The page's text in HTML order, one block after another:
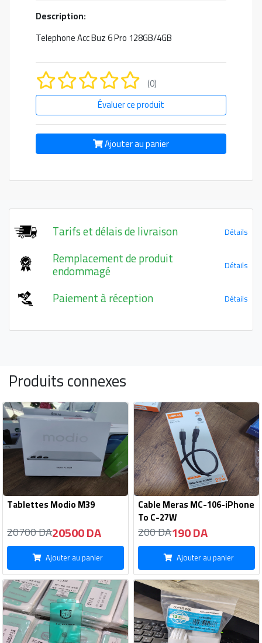
Description:
Telephone Acc Buz 6 Pro 128GB/4GB
(0)
Évaluer ce produit
Ajouter au panier
Tarifs et délais de livraison Détails
Remplacement de produit
endommagé Détails
Paiement à réception Détails
Produits connexes
Tablettes Modio M39
20700 DA20500 DA
Ajouter au panier
Cable Meras MC-106-iPhone
To C-27W
200 DA190 DA
Ajouter au panier